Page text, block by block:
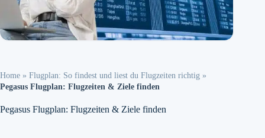
Home » Flugplan: So findest und liest du Flugzeiten richtig »
Pegasus Flugplan: Flugzeiten & Ziele finden
Pegasus Flugplan: Flugzeiten & Ziele finden